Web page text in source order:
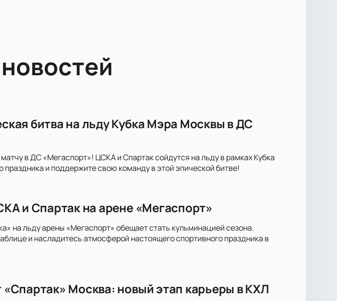
битва на льду Кубка Мэра Москвы в ДС
в ДС «Мегаспорт»! ЦСКА и Спартак сойдутся на льду в рамках Кубка
и поддержите свою команду в этой эпической битве!
и Спартак на арене «Мегаспорт»
на льду арены «Мегаспорт» обещает стать кульминацией сезона.
и насладитесь атмосферой настоящего спортивного праздника в
«Спартак» Москва: новый этап карьеры в КХЛ